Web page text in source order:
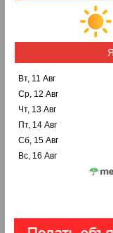
Вт, 11 Авг
Ср, 12 Авг
Чт, 13 Авг
Пт, 14 Авг
Сб, 15 Авг
Вс, 16 Авг